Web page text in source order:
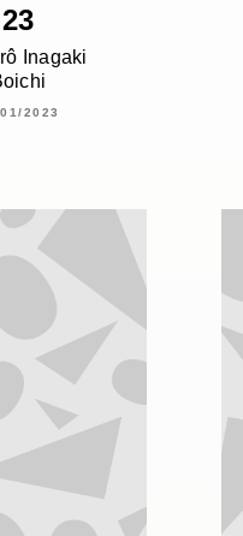
23
Inagaki
2023